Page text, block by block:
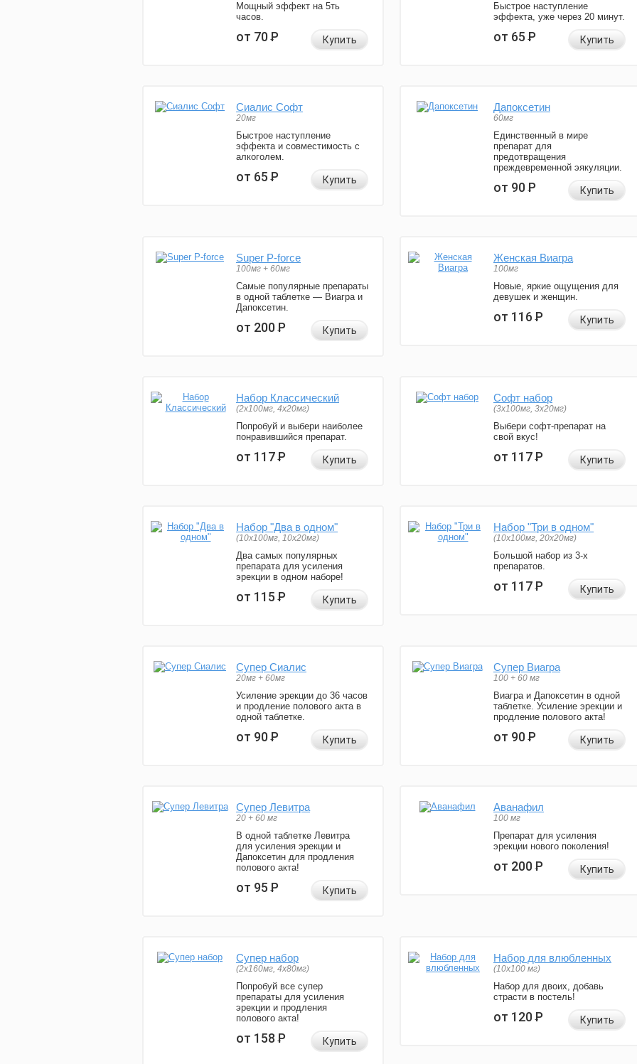
Мощный эффект на 5ть
часов.
от 70Р Купить
Быстрое наступление
эффекта, уже через 20 минут.
от 65Р Купить
Сиалис Софт
20мг
Быстрое наступление
эффекта и совместимость с
алкоголем.
от 65Р Купить
Дапоксетин
60мг
Единственный в мире
препарат для
предотвращения
преждевременной эякуляции.
от 90Р Купить
Super P-force
100мг + 60мг
Самые популярные препараты
в одной таблетке — Виагра и
Дапоксетин.
от 200Р Купить
Женская Виагра
100мг
Новые, яркие ощущения для
девушек и женщин.
от 116Р Купить
Набор Классический
(2x100мг, 4x20мг)
Попробуй и выбери наиболее
понравившийся препарат.
от 117Р Купить
Софт набор
(3x100мг, 3x20мг)
Выбери софт-препарат на
свой вкус!
от 117Р Купить
Набор "Два в одном"
(10x100мг, 10x20мг)
Два самых популярных
препарата для усиления
эрекции в одном наборе!
от 115Р Купить
Набор "Три в одном"
(10x100мг, 20x20мг)
Большой набор из 3-х
препаратов.
от 117Р Купить
Супер Сиалис
20мг + 60мг
Усиление эрекции до 36 часов
и продление полового акта в
одной таблетке.
от 90Р Купить
Супер Виагра
100 + 60 мг
Виагра и Дапоксетин в одной
таблетке. Усиление эрекции и
продление полового акта!
от 90Р Купить
Супер Левитра
20 + 60 мг
В одной таблетке Левитра
для усиления эрекции и
Дапоксетин для продления
полового акта!
от 95Р Купить
Аванафил
100 мг
Препарат для усиления
эрекции нового поколения!
от 200Р Купить
Супер набор
(2х160мг, 4х80мг)
Попробуй все супер
препараты для усиления
эрекции и продления
полового акта!
от 158Р Купить
Набор для влюбленных
(10х100 мг)
Набор для двоих, добавь
страсти в постель!
от 120Р Купить